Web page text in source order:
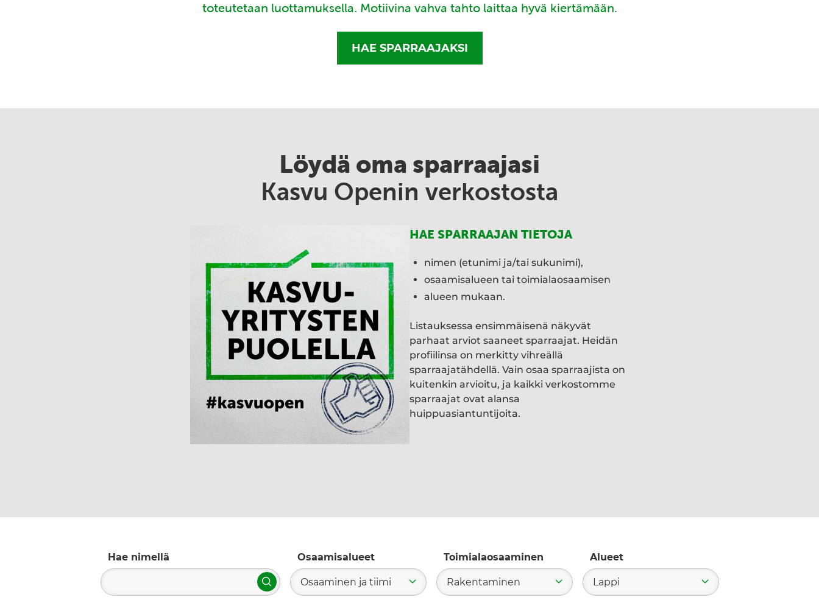
toteutetaan luottamuksella. Motiivina vahva tahto laittaa hyvä kiertämään.
HAE SPARRAAJAKSI
Löydä oma sparraajasi
Kasvu Openin verkostosta
HAE SPARRAAJAN TIETOJA
nimen (etunimi ja/tai sukunimi),
osaamisalueen tai toimialaosaamisen
alueen mukaan.
Listauksessa ensimmäisenä näkyvät
parhaat arviot saaneet sparraajat. Heidän
profiilinsa on merkitty vihreällä
sparraajatähdellä. Vain osaa sparraajista on
kuitenkin arvioitu, ja kaikki verkostomme
sparraajat ovat alansa
huippuasiantuntijoita.
Hae nimellä
Hae
Osaamisalueet
Osaaminen ja tiimi
Toimialaosaaminen
Rakentaminen
Alueet
Lappi